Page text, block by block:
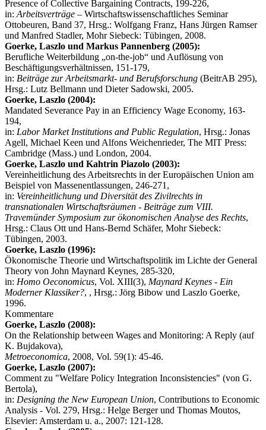
Presence of Collective Bargaining Contracts, 199-226,
in: Arbeitsverträge – Wirtschaftswissenschaftliches Seminar
Ottobeuren, Band 37, Hrsg.: Wolfgang Franz, Hans Jürgen Ramser
und Manfred Stadler, Mohr Siebeck: Tübingen, 2008.
Goerke, Laszlo und Markus Pannenberg (2005):
Berufliche Weiterbildung „on-the-job“ und Auflösung von
Beschäftigungsverhältnissen, 151-179,
in: Beiträge zur Arbeitsmarkt- und Berufsforschung (BeitrAB 295),
Hrsg.: Lutz Bellmann und Dieter Sadowski, 2005.
Goerke, Laszlo (2004):
Mandated Severance Pay in an Efficiency Wage Economy, 163-
194,
in: Labor Market Institutions and Public Regulation, Hrsg.: Jonas
Agell, Michael Keen und Alfons Weichenrieder, The MIT Press:
Cambridge (Mass.) und London, 2004.
Goerke, Laszlo und Kahtrin Piazolo (2003):
Vereinheitlichung des Arbeitsrechts in der Europäischen Union am
Beispiel von Massen­entlassungen, 246-271,
in: Vereinheitlichung und Diversität des Zivilrechts in
transnationalen Wirt­schafts­räumen - Beiträge zum VIII.
Travemünder Symposium zur ökonomischen Analyse des Rechts,
Hrsg.: Claus Ott und Hans-Bernd Schäfer, Mohr Siebeck:
Tübingen, 2003.
Goerke, Laszlo (1996):
Ökonomische Theorie und Wirtschaftspolitik im Lichte der General
Theory von John Maynard Keynes, 285-320,
in: Homo Oeconomicus, Vol. XIII(3), Maynard Keynes - Ein
Moderner Klassiker?, , Hrsg.: Jörg Bibow und Laszlo Goerke,
1996.
Kommentare
Goerke, Laszlo (2008):
On the Relationship between Wages and Monitoring: A Reply (auf
K. Bujdakova),
Metroeconomica, 2008, Vol. 59(1): 45-46.
Goerke, Laszlo (2007):
Comment zu "Welfare Policy Integration Inconsistencies" (von G.
Bertola),
in: Designing the New European Union, Contributions to Economic
Analysis - Vol. 279, Hrsg.: Helge Berger und Thomas Moutos,
Elsevier: Amsterdam u. a., 2007: 121-128.